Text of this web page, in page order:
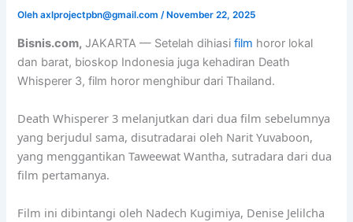
Olehaxlprojectpbn@gmail.com/ November 22, 2025
Bisnis.com, JAKARTA — Setelah dihiasifilm horor lokal
dan barat, bioskop Indonesia juga kehadiran Death
Whisperer 3, film horor menghibur dari Thailand.
Death Whisperer 3 melanjutkan dari dua film sebelumnya
yang berjudul sama, disutradarai oleh Narit Yuvaboon,
yang menggantikan Taweewat Wantha, sutradara dari dua
film pertamanya.
Film ini dibintangi oleh Nadech Kugimiya, Denise Jelilcha